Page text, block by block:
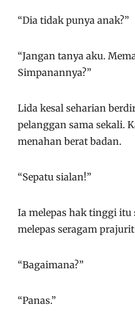
“Dia tidak punya anak?”
“Jangan tanya aku.
Simpanannya?”
Lida kesal seharian
pelanggan sama sekali.
menahan berat badan.
“Sepatu sialan!”
Ia melepas hak tinggi itu
melepas seragam
“Bagaimana?”
“Panas.”